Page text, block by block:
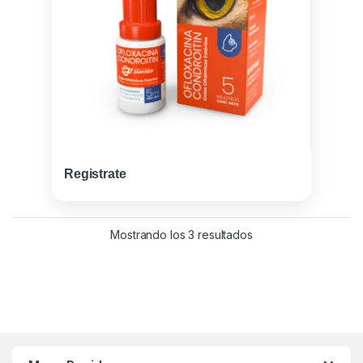
Registrate
Mostrando los 3 resultadosOrdenado por los